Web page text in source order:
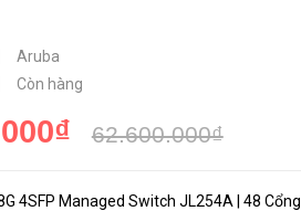
Aruba
Còn hàng
62.600.000₫
4SFP Managed Switch JL254A | 48 Cổng